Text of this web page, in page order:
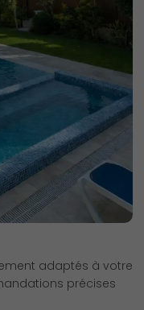
adaptés à votre
précises